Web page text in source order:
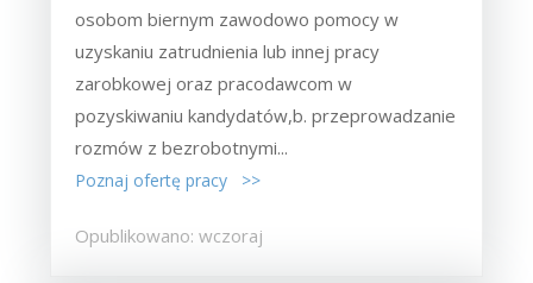
osobom biernym zawodowo pomocy w
uzyskaniu zatrudnienia lub innej pracy
zarobkowej oraz pracodawcom w
pozyskiwaniu kandydatów,b. przeprowadzanie
rozmów z bezrobotnymi...
Poznaj ofertę pracy >>
Opublikowano: wczoraj